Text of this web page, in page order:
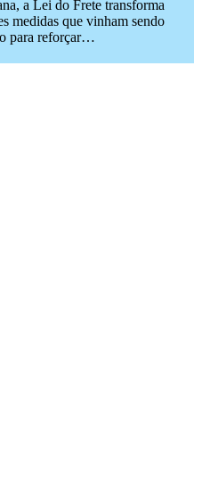
a Lei do Frete transforma
medidas que vinham sendo
para reforçar…